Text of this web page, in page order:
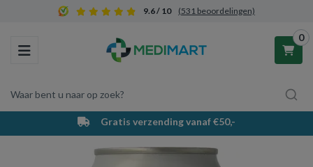
9.6 / 10 (531 beoordelingen)
Toggle navigation
Waar bent u naar op zoek?
0
Winkelwagen
Gratis verzending vanaf €50,-